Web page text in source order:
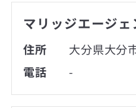
マリッジエージェ
住所
大分県大分
電話
-